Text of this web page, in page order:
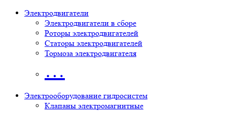
Электродвигатели
Электродвигатели в сборе
Роторы электродвигателей
Статоры электродвигателей
Тормоза электродвигателя
…
Электрооборудование гидросистем
Клапаны электромагнитные